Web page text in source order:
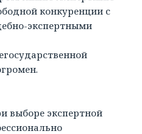
конкуренции с
экспертными
выборе экспертной